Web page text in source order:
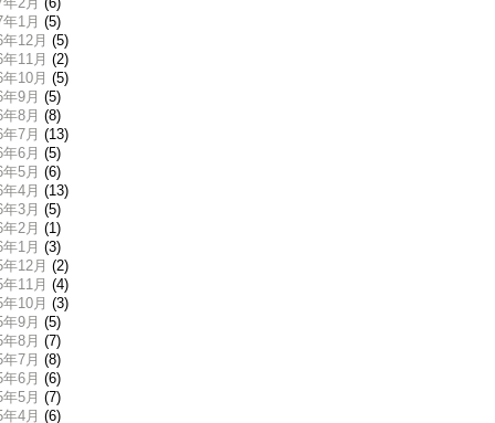
1月 (5)
12月 (5)
11月 (2)
10月 (5)
9月 (5)
8月 (8)
7月 (13)
6月 (5)
5月 (6)
4月 (13)
3月 (5)
2月 (1)
1月 (3)
12月 (2)
11月 (4)
10月 (3)
9月 (5)
8月 (7)
7月 (8)
6月 (6)
5月 (7)
4月 (6)